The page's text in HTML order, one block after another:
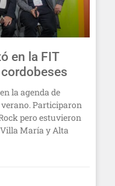
en la FIT
la agenda de
Participaron
pero estuvieron
María y Alta